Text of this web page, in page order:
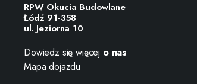
RPW Okucia Budowlane
Łódź 91-358
ul. Jeziorna 10
Dowiedz się więcej o nas
Mapa dojazdu